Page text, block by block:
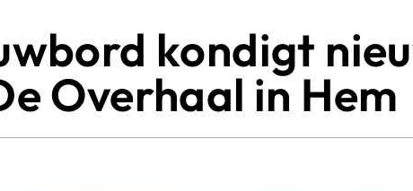
kondigt
Overhaal in Hem